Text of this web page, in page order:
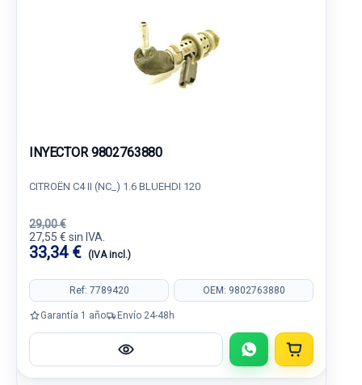
INYECTOR 9802763880
CITROËN C4 II (NC_) 1.6 BLUEHDI 120
29,00 €
27,55 € sin IVA.
33,34 € (IVA incl.)
Ref: 7789420 OEM: 9802763880
Garantía 1 año Envío 24-48h